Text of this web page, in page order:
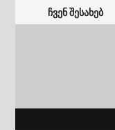
to
ჩვენ შესახებ